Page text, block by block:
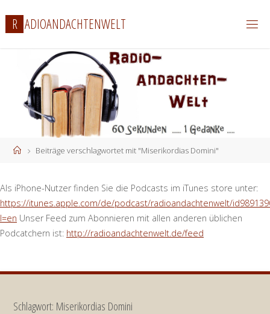
Inhalt
springen
R ADIOANDACHTENWELT
StartBeiträge verschlagwortet mit "Miserikordias Domini"
Als iPhone-Nutzer finden Sie die Podcasts im iTunes store unter:
https://itunes.apple.com/de/podcast/radioandachtenwelt/
l=en Unser Feed zum Abonnieren mit allen anderen üblichen
Podcatchern ist: http://radioandachtenwelt.de/feed
Schlagwort: Miserikordias Domini